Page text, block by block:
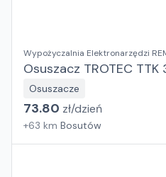
Wypożyczalnia Elektronarzędzi
Osuszacz TROTEC TTK
Osuszacze
73.80 zł/dzień
+63 km Bosutów